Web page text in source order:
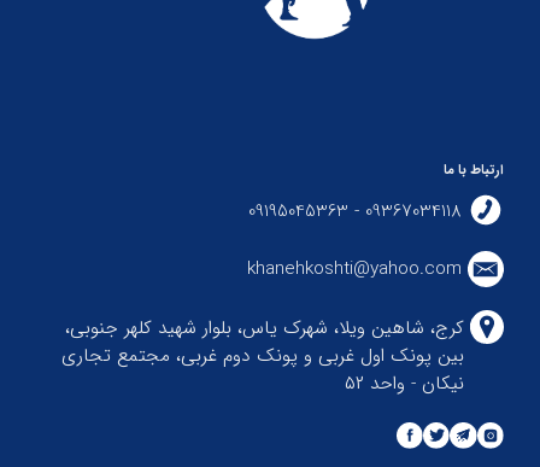
ارتباط با ما
09367034118 - 09195045363
khanehkoshti@yahoo.com
کرج، شاهین ویلا، شهرک یاس، بلوار شهید کلهر جنوبی،
بین پونک اول غربی و پونک دوم غربی، مجتمع تجاری
نیکان - واحد ۵۲